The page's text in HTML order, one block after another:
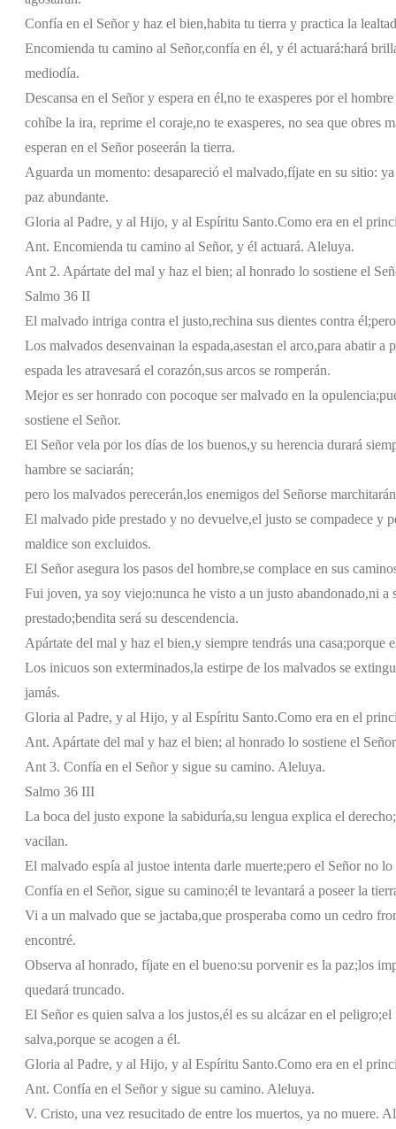
Confía en el Señor y haz el bien,habita tu tierra y practica la
Encomienda tu camino al Señor,confía en él, y él actuará:hará
mediodía.
Descansa en el Señor y espera en él,no te exasperes por el
cohíbe la ira, reprime el coraje,no te exasperes, no sea que obres
esperan en el Señor poseerán la tierra.
Aguarda un momento: desapareció el malvado,fíjate en su sitio: ya
paz abundante.
Gloria al Padre, y al Hijo, y al Espíritu Santo.Como era en el
Ant. Encomienda tu camino al Señor, y él actuará. Aleluya.
Ant 2. Apártate del mal y haz el bien; al honrado lo sostiene el
Salmo 36 II
El malvado intriga contra el justo,rechina sus dientes contra él;
Los malvados desenvainan la espada,asestan el arco,para abatir a
espada les atravesará el corazón,sus arcos se romperán.
Mejor es ser honrado con pocoque ser malvado en la opulencia;
sostiene el Señor.
El Señor vela por los días de los buenos,y su herencia durará
hambre se saciarán;
pero los malvados perecerán,los enemigos del Señorse
El malvado pide prestado y no devuelve,el justo se compadece y
maldice son excluidos.
El Señor asegura los pasos del hombre,se complace en sus
Fui joven, ya soy viejo:nunca he visto a un justo abandonado,ni a
prestado;bendita será su descendencia.
Apártate del mal y haz el bien,y siempre tendrás una casa;porque
Los inicuos son exterminados,la estirpe de los malvados se
jamás.
Gloria al Padre, y al Hijo, y al Espíritu Santo.Como era en el
Ant. Apártate del mal y haz el bien; al honrado lo sostiene el
Ant 3. Confía en el Señor y sigue su camino. Aleluya.
Salmo 36 III
La boca del justo expone la sabiduría,su lengua explica el derecho;
vacilan.
El malvado espía al justoe intenta darle muerte;pero el Señor no lo
Confía en el Señor, sigue su camino;él te levantará a poseer la
Vi a un malvado que se jactaba,que prosperaba como un cedro
encontré.
Observa al honrado, fíjate en el bueno:su porvenir es la paz;los
quedará truncado.
El Señor es quien salva a los justos,él es su alcázar en el peligro;el
salva,porque se acogen a él.
Gloria al Padre, y al Hijo, y al Espíritu Santo.Como era en el
Ant. Confía en el Señor y sigue su camino. Aleluya.
V. Cristo, una vez resucitado de entre los muertos, ya no muere.